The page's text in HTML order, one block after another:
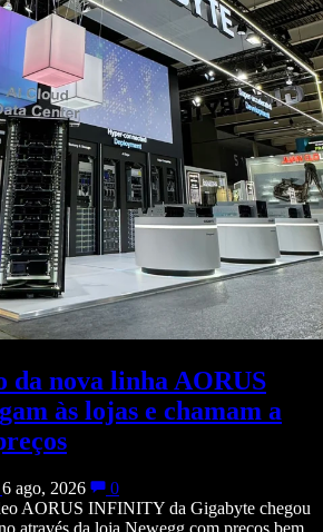
da nova linha AORUS
às lojas e chamam a
6 ago, 2026
0
AORUS INFINITY da Gigabyte chegou
através da loja Newegg com preços bem